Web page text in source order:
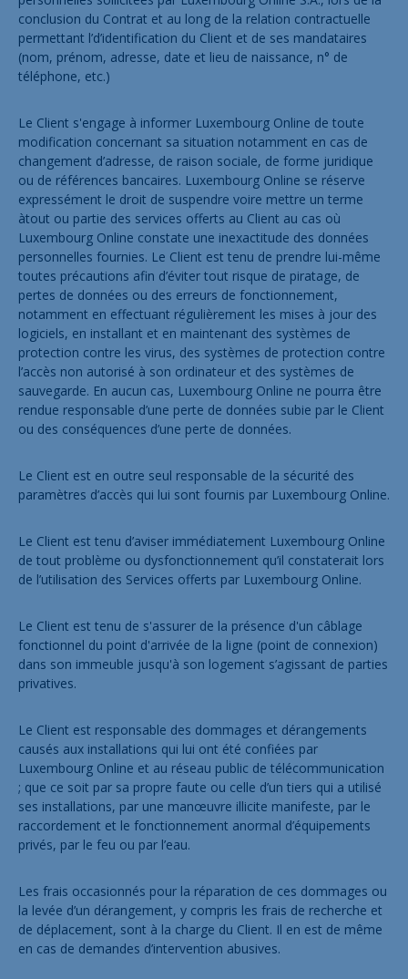
conclusion du Contrat et au long de la relation contractuelle
permettant l’d’identification du Client et de ses mandataires
(nom, prénom, adresse, date et lieu de naissance, n° de
téléphone, etc.)
Le Client s'engage à informer Luxembourg Online de toute
modification concernant sa situation notamment en cas de
changement d’adresse, de raison sociale, de forme juridique
ou de références bancaires. Luxembourg Online se réserve
expressément le droit de suspendre voire mettre un terme
àtout ou partie des services offerts au Client au cas où
Luxembourg Online constate une inexactitude des données
personnelles fournies. Le Client est tenu de prendre lui-même
toutes précautions afin d’éviter tout risque de piratage, de
pertes de données ou des erreurs de fonctionnement,
notamment en effectuant régulièrement les mises à jour des
logiciels, en installant et en maintenant des systèmes de
protection contre les virus, des systèmes de protection contre
l’accès non autorisé à son ordinateur et des systèmes de
sauvegarde. En aucun cas, Luxembourg Online ne pourra être
rendue responsable d’une perte de données subie par le Client
ou des conséquences d’une perte de données.
Le Client est en outre seul responsable de la sécurité des
paramètres d’accès qui lui sont fournis par Luxembourg Online.
Le Client est tenu d’aviser immédiatement Luxembourg Online
de tout problème ou dysfonctionnement qu’il constaterait lors
de l’utilisation des Services offerts par Luxembourg Online.
Le Client est tenu de s'assurer de la présence d'un câblage
fonctionnel du point d'arrivée de la ligne (point de connexion)
dans son immeuble jusqu'à son logement s’agissant de parties
privatives.
Le Client est responsable des dommages et dérangements
causés aux installations qui lui ont été confiées par
Luxembourg Online et au réseau public de télécommunication
; que ce soit par sa propre faute ou celle d’un tiers qui a utilisé
ses installations, par une manœuvre illicite manifeste, par le
raccordement et le fonctionnement anormal d’équipements
privés, par le feu ou par l’eau.
Les frais occasionnés pour la réparation de ces dommages ou
la levée d’un dérangement, y compris les frais de recherche et
de déplacement, sont à la charge du Client. Il en est de même
en cas de demandes d’intervention abusives.